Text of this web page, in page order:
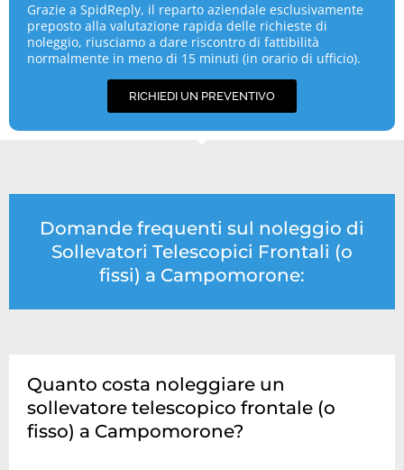
Grazie a SpidReply, il reparto aziendale esclusivamente
preposto alla valutazione rapida delle richieste di
noleggio, riusciamo a dare riscontro di fattibilità
normalmente in meno di 15 minuti (in orario di ufficio).
RICHIEDI UN PREVENTIVO
Domande frequenti sul noleggio di
Sollevatori Telescopici Frontali (o
fissi) a Campomorone:
Quanto costa noleggiare un
sollevatore telescopico frontale (o
fisso) a Campomorone?